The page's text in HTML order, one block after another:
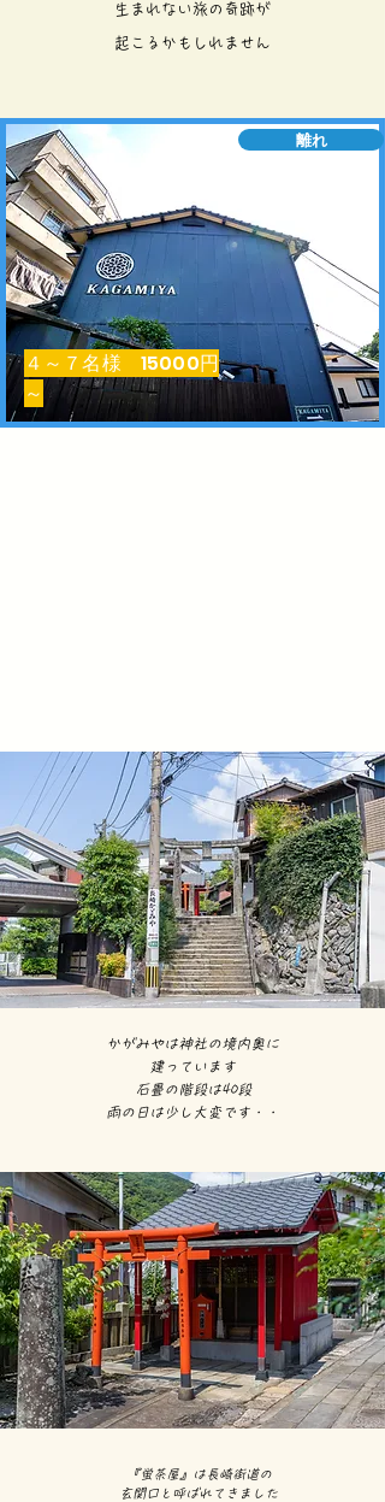
生まれない旅の奇跡が
​起こるかもしれません
離れ
​４～７名様 15000円
～
かがみやは神社の境内奥に
建っています
石畳の階段は40段
雨の日は少し大変です・・
『蛍茶屋』は長崎街道の
玄関口と呼ばれてきました